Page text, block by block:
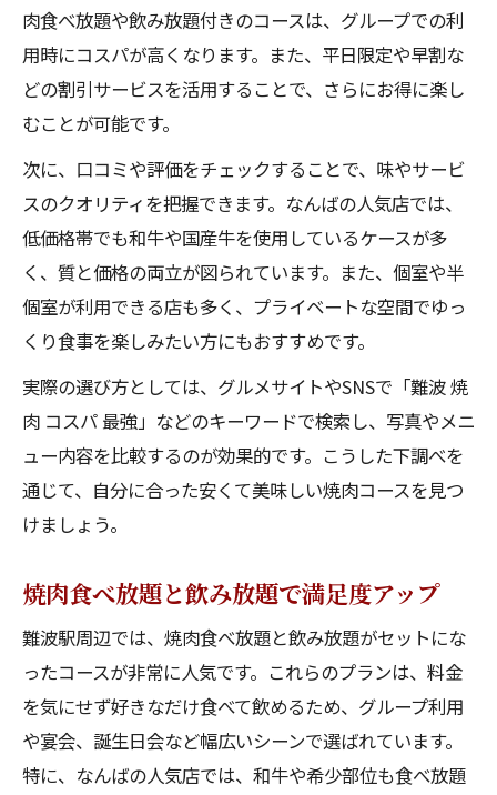
肉食べ放題や飲み放題付きのコースは、グループでの利
用時にコスパが高くなります。また、平日限定や早割な
どの割引サービスを活用することで、さらにお得に楽し
むことが可能です。
次に、口コミや評価をチェックすることで、味やサービ
スのクオリティを把握できます。なんばの人気店では、
低価格帯でも和牛や国産牛を使用しているケースが多
く、質と価格の両立が図られています。また、個室や半
個室が利用できる店も多く、プライベートな空間でゆっ
くり食事を楽しみたい方にもおすすめです。
実際の選び方としては、グルメサイトやSNSで「難波 焼
肉 コスパ 最強」などのキーワードで検索し、写真やメニ
ュー内容を比較するのが効果的です。こうした下調べを
通じて、自分に合った安くて美味しい焼肉コースを見つ
けましょう。
焼肉食べ放題と飲み放題で満足度アップ
難波駅周辺では、焼肉食べ放題と飲み放題がセットにな
ったコースが非常に人気です。これらのプランは、料金
を気にせず好きなだけ食べて飲めるため、グループ利用
や宴会、誕生日会など幅広いシーンで選ばれています。
特に、なんばの人気店では、和牛や希少部位も食べ放題